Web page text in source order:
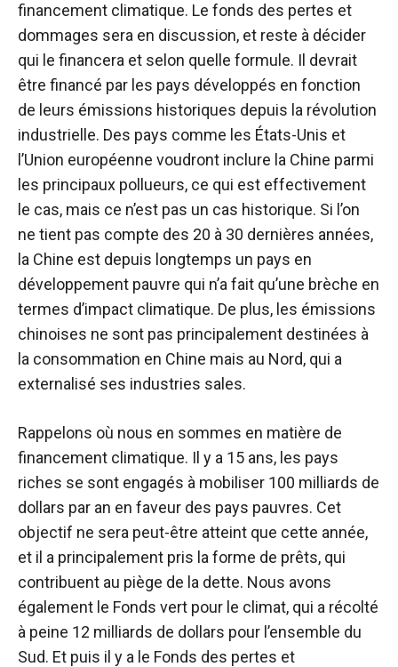
financement climatique. Le fonds des pertes et
dommages sera en discussion, et reste à décider
qui le financera et selon quelle formule. Il devrait
être financé par les pays développés en fonction
de leurs émissions historiques depuis la révolution
industrielle. Des pays comme les États-Unis et
l’Union européenne voudront inclure la Chine parmi
les principaux pollueurs, ce qui est effectivement
le cas, mais ce n’est pas un cas historique. Si l’on
ne tient pas compte des 20 à 30 dernières années,
la Chine est depuis longtemps un pays en
développement pauvre qui n’a fait qu’une brèche en
termes d’impact climatique. De plus, les émissions
chinoises ne sont pas principalement destinées à
la consommation en Chine mais au Nord, qui a
externalisé ses industries sales.
Rappelons où nous en sommes en matière de
financement climatique. Il y a 15 ans, les pays
riches se sont engagés à mobiliser 100 milliards de
dollars par an en faveur des pays pauvres. Cet
objectif ne sera peut-être atteint que cette année,
et il a principalement pris la forme de prêts, qui
contribuent au piège de la dette. Nous avons
également le Fonds vert pour le climat, qui a récolté
à peine 12 milliards de dollars pour l’ensemble du
Sud. Et puis il y a le Fonds des pertes et